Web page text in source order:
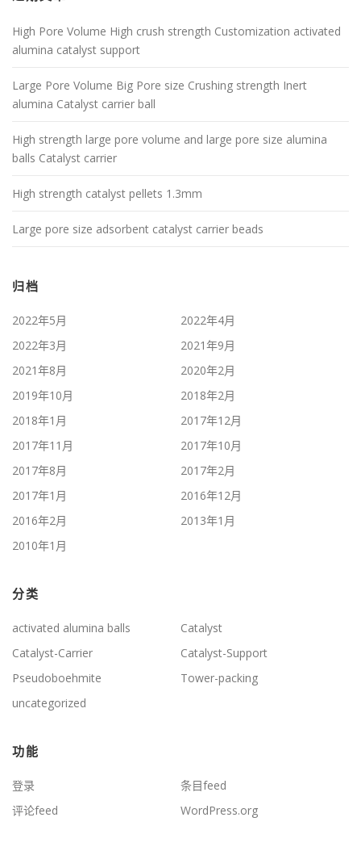
High Pore Volume High crush strength Customization activated
alumina catalyst support
Large Pore Volume Big Pore size Crushing strength Inert
alumina Catalyst carrier ball
High strength large pore volume and large pore size alumina
balls Catalyst carrier
High strength catalyst pellets 1.3mm
Large pore size adsorbent catalyst carrier beads
归档
2022年5月
2022年4月
2022年3月
2021年9月
2021年8月
2020年2月
2019年10月
2018年2月
2018年1月
2017年12月
2017年11月
2017年10月
2017年8月
2017年2月
2017年1月
2016年12月
2016年2月
2013年1月
2010年1月
分类
activated alumina balls
Catalyst
Catalyst-Carrier
Catalyst-Support
Pseudoboehmite
Tower-packing
uncategorized
功能
登录
条目feed
评论feed
WordPress.org